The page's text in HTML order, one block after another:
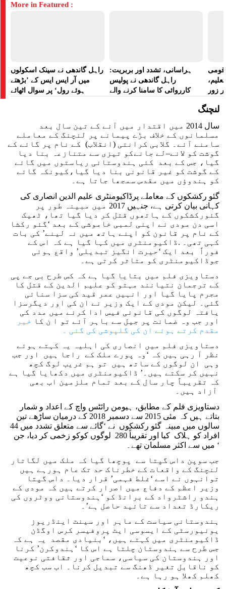
More in Featured :
راہل گاندھی نے سینک اسکولوں
میں آر ایس ایس کے ’بڑھتے
ہوئے رول‘ پر سوال اٹھائے
ہراسانی، تشدد اور بربریت:
راہل گاندھی نے پولیس
کارروائی کا سامنا کرنے والے
قومی
زور
لنچنگ
سال 2014 میں اقتدار میں آنے کے تین سال بعد
مسلمانوں کے خلاف بڑے پیمانے پر لنچنگ کے معاملے
سامنے آئے۔ گلابی کرانتی (انقلاب) کے نام پر گائے کے
گوشت کو لانے–لے جانےکو تیزی سے متنازعہ بنا دیا
گیا، جس کے بعد کئی ہندوستانی ریاستوں میں گائے
کے گوشت کو غیر قانونی بنا دیا گیا،کیونکہ گائے
کو ہندوؤں میں مقدس سمجھا جاتا ہے۔
گئو رکشکوں کے معاملے پرڈاکیومنٹری علیم الدین انصاری کی
کہانی بیان کرتی ہے، جنہیں 2017 میں مبینہ طور پر
گئورکشکوں کے ہاتھوں قتل کر دیا گیا تھا، ٹھیک
اسی دن مودی نے اپنی لمبی خاموشی کے بعد ‘گئو رکشا
کے نام پر قانون کو اپنے ہاتھ میں نہ لینے’ کی بات
کہی تھی۔ .ڈاکیومنٹری میں کہا گیا ہے کہ اس کے
فوراً بعد ایک ‘حیرت انگیز تبدیلی’ واقع ہوئی
جوڈاکیومنٹری کو متاثر کرتی ہے۔
دستاویزی فلم میں بتایا گیا ہے کہ کس طرح بی جے پی
کے ترجمان نتیانند مہتو کو علیم الدین کے قتل کا
مجرم پایا گیا اور انہیں عمر قید کی سزا سنائی
گئی۔ لیکن مودی کے ایک وزیر نے ان کی اور دیگرسزا
یافتہ لوگوں کی قانونی فیس ادا کرنے میں مدد کی
اور جب وہ ضمانت پر جیل سے باہر آئے تو ا ن کا خیر
مقدم کرتے ہوئے ان کی گلپوشی کی گئی ۔
دستاویزی فلم میں انصاری کی اہلیہ یہ کہتے ہوئے
نظر آ رہی ہیں کہ ‘وہ پورے ملک کے راجا ہیں اور جب
وہی ان لوگوں کے ساتھ ہیں تو ہم غریب لوگ کچھ
نہیں کر سکتے ہیں۔’ ڈاکیومنٹری میں دکھایا گیا ہے
کہ تقریباً چار سال کے بعد تمام ملزمین اب بھی
آزاد ہیں۔
دستاویزی فلم کے مطابق، ہیومن رائٹس واچ کے اعداد و شمار
بتاتے ہیں کہ مئی 2015 سے دسمبر 2018 کے درمیان ساڑھے تین
سالوں میں مبینہ گئو رکشکوں نے ‘گائے سے متعلق تشدد میں 44
افراد کو ہلاک کیا اور تقریباً 280 لوگوں کوکو زخمی کر دیا، جن
میں سے اکثر مسلمان تھے۔ ‘
جب سوپن داس گپتا سے پوچھا گیا کہ ملک میں لگاتار
لنچنگ کے واقعات کے خطرناک حد تک عام ہورہے ہیں
توانہوں نے اسے ‘غلط فہمی’ قرار دیا۔ داس گپتا
وزیر اعظم کے دفاع میں اصرار کرتے ہیں کہ مودی کے
ہندو راشٹرواد کے برانڈ کو ‘ہندوستانی ووٹروں کی
ریکارڈ تعداد سے تائید حاصل ہے’۔
ہندوستانی سیاست کے ماہر اور سینٹ اینڈریوز
یونیورسٹی کے ایسوسی ایٹ پروفیسر کرس اوگڈن
ڈاکیومنٹری میں کہتے ہیں، ‘بنیادی مقصد یہ ہے کہ
جس طرح سے ہندوستان چلتا ہے اس کا ‘ہندوکرن’ کرنا
اور ہندوستان کی سیاسی، سماجی اور ثقافتی نوعیت
کو ناقابل تغیر ڈھنگ سے تبدیل کرنا۔ اب سب کچھ
کھلم کھلا ہو رہا ہے۔